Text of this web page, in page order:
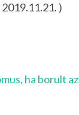
2019.11.21. )
ha borult az